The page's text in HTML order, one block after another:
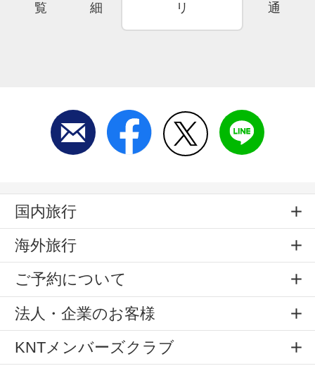
覧
細
リ
通
国内旅行
海外旅行
ご予約について
法人・企業のお客様
KNTメンバーズクラブ